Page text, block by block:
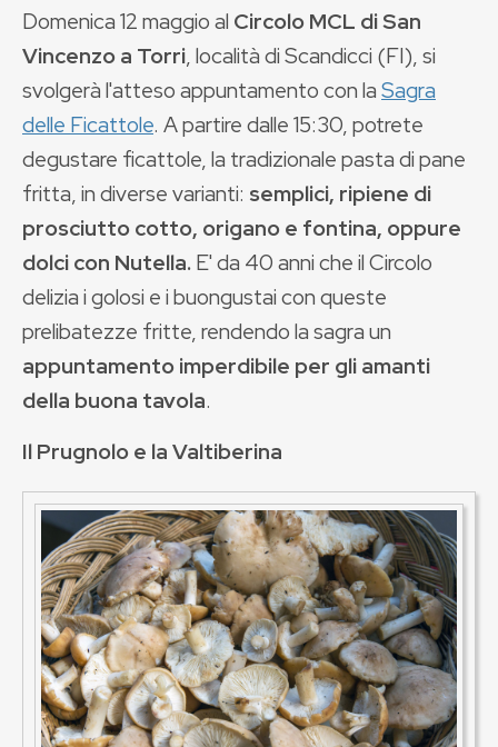
Domenica 12 maggio al Circolo MCL di San
Vincenzo a Torri, località di Scandicci (FI), si
svolgerà l'atteso appuntamento con laSagra
delle Ficattole. A partire dalle 15:30, potrete
degustare ficattole, la tradizionale pasta di pane
fritta, in diverse varianti: semplici, ripiene di
prosciutto cotto, origano e fontina, oppure
dolci con Nutella.E' da 40 anni che il Circolo
delizia i golosi e i buongustai con queste
prelibatezze fritte, rendendo la sagra un
appuntamento imperdibile per gli amanti
della buona tavola.
Il Prugnolo e la Valtiberina